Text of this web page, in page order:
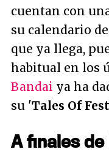
cuentan con
su calendario
que ya llega,
habitual en los
Bandai ya ha
su 'Tales Of
A finales de